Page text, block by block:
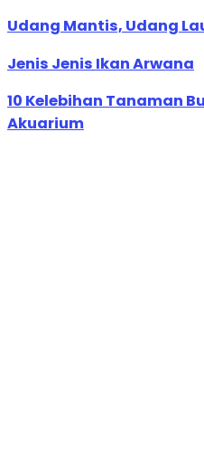
Udang Mantis, Udang
Jenis Jenis Ikan Arwana
10 Kelebihan Tanaman
Akuarium